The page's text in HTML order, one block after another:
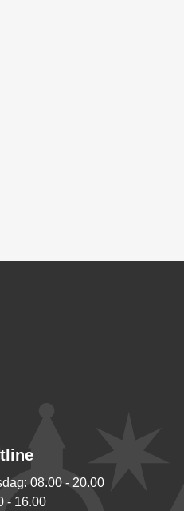
08.00 - 20.00
- 16.00